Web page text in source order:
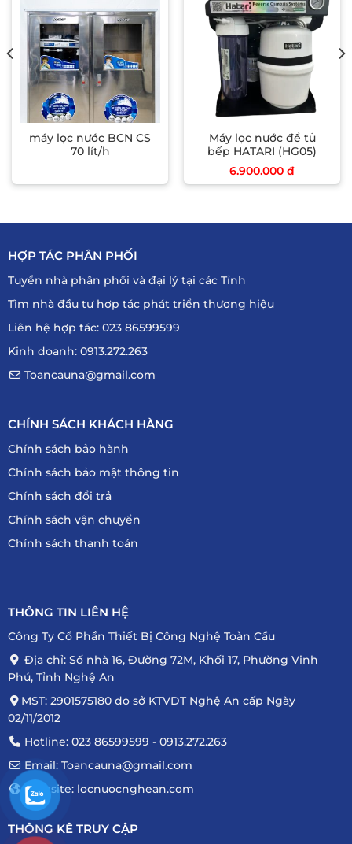
máy lọc nước BCN CS
70 lít/h
Máy lọc nước để tủ
bếp HATARI (HG05)
6.900.000 ₫
HỢP TÁC PHÂN PHỐI
Tuyển nhà phân phối và đại lý tại các Tỉnh
Tìm nhà đầu tư hợp tác phát triển thương hiệu
Liên hệ hợp tác: 023 86599599
Kinh doanh: 0913.272.263
Toancauna@gmail.com
CHÍNH SÁCH KHÁCH HÀNG
Chính sách bảo hành
Chính sách bảo mật thông tin
Chính sách đổi trả
Chính sách vận chuyển
Chính sách thanh toán
THÔNG TIN LIÊN HỆ
Công Ty Cổ Phần Thiết Bị Công Nghệ Toàn Cầu
Địa chỉ: Số nhà 16, Đường 72M, Khối 17, Phường Vinh
Phú, Tỉnh Nghệ An
MST: 2901575180 do sở KTVDT Nghệ An cấp Ngày
02/11/2012
Hotline: 023 86599599 - 0913.272.263
Email: Toancauna@gmail.com
Website: locnuocnghean.com
THÔNG KÊ TRUY CẬP